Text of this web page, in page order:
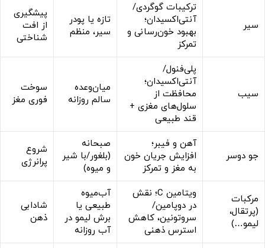
سیر
ترکیبات گوگردی/
آنتی‌اکسیدان؛
بهبود خون‌رسانی و
تمرکز
تازه یا پودر
سیر، منظم
پیشگیری
از افت
شناختی
سیب
پلی‌فنول/
آنتی‌اکسیدان؛
محافظت از
سلول‌های مغزی +
قند طبیعی
میان‌وعده
سالم روزانه
سوخت
فوری مغز
جو دوسر
آهن و فیبر؛
افزایش جریان خون
به مغز و تمرکز
صبحانه
(بلغور/با شیر
و میوه)
شروع
پرانرژی
مرکبات
(پرتقال،
لیمو…)
ویتامین C؛ نقش
در دوپامین/
سروتونین، کاهش
استرس ذهنی
آب‌میوه
طبیعی یا
برش لیمو در
آب روزانه
شادابی
ذهن